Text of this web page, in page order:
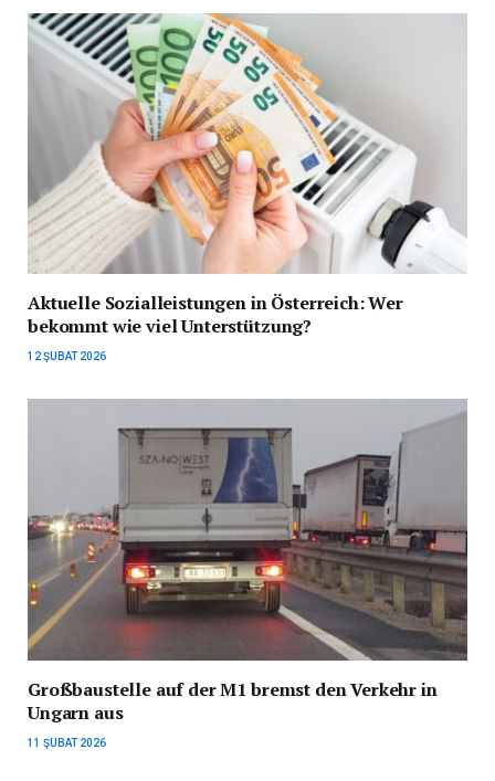
Aktuelle Sozialleistungen in Österreich: Wer
bekommt wie viel Unterstützung?
12 ŞUBAT 2026
Großbaustelle auf der M1 bremst den Verkehr in
Ungarn aus
11 ŞUBAT 2026